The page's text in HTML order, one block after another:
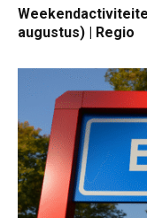
augustus) | Regio